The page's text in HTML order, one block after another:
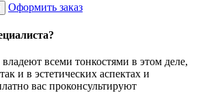
Оформить заказ
всеми тонкостями в этом деле,
и в эстетических аспектах и
вас проконсультируют